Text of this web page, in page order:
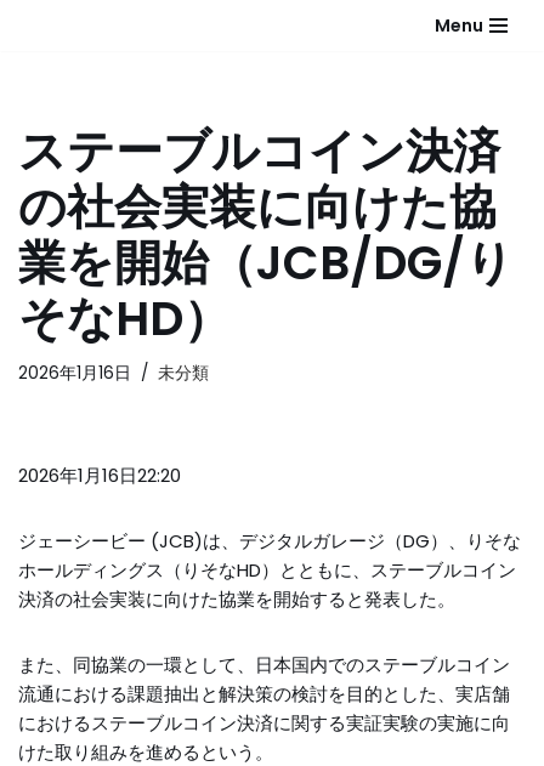
ン
へ
ス
キ
ッ
プ
Menu
ステーブルコイン決済
の社会実装に向けた協
業を開始（JCB/DG/り
そなHD）
2026年1月16日 未分類
2026年1月16日22:20
ジェーシービー (JCB)は、デジタルガレージ（DG）、りそな
ホールディングス（りそなHD）とともに、ステーブルコイン
決済の社会実装に向けた協業を開始すると発表した。
また、同協業の一環として、日本国内でのステーブルコイン
流通における課題抽出と解決策の検討を目的とした、実店舗
におけるステーブルコイン決済に関する実証実験の実施に向
けた取り組みを進めるという。